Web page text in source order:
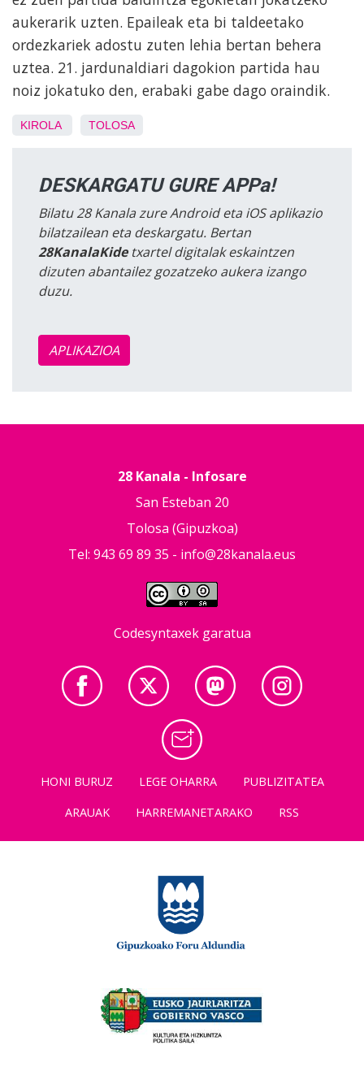
aukerarik uzten. Epaileak eta bi taldeetako
ordezkariek adostu zuten lehia bertan behera
uztea. 21. jardunaldiari dagokion partida hau
noiz jokatuko den, erabaki gabe dago oraindik.
KIROLA TOLOSA
DESKARGATU GURE APPa!
Bilatu 28 Kanala zure Android eta iOS aplikazio
bilatzailean eta deskargatu. Bertan
28KanalaKidetxartel digitalak eskaintzen
dizuten abantailez gozatzeko aukera izango
duzu.
APLIKAZIOA
28 Kanala - Infosare
San Esteban 20
Tolosa (Gipuzkoa)
Tel: 943 69 89 35 - info@28kanala.eus
Codesyntaxek garatua
HONI BURUZ LEGE OHARRA
PUBLIZITATEA
ARAUAK
HARREMANETARAKO RSS